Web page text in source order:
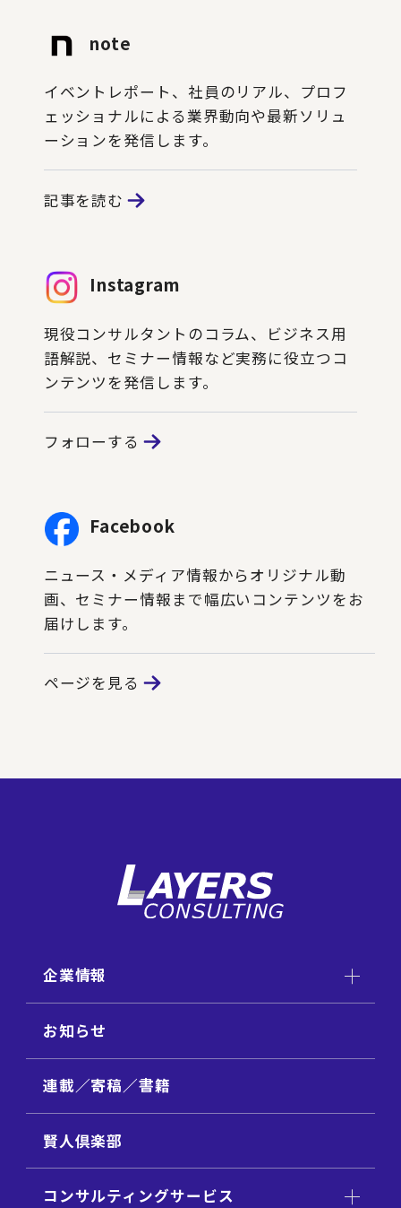
note
イベントレポート、社員のリアル、プロフ
ェッショナルによる業界動向や最新ソリュ
ーションを発信します。
記事を読む
Instagram
現役コンサルタントのコラム、ビジネス用
語解説、セミナー情報など実務に役立つコ
ンテンツを発信します。
フォローする
Facebook
ニュース・メディア情報からオリジナル動
画、セミナー情報まで幅広いコンテンツをお
届けします。
ページを見る
企業情報
お知らせ
連載／寄稿／書籍
賢人倶楽部
コンサルティングサービス